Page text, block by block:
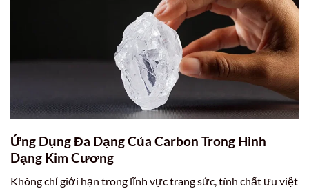
Ứng Dụng Đa Dạng Của Carbon Trong Hình
Dạng Kim Cương
Không chỉ giới hạn trong lĩnh vực trang sức, tính chất ưu việt